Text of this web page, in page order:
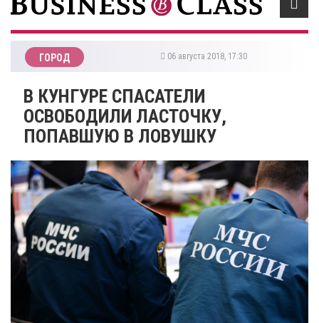
ГОРОД 06 августа 2018, 17:30
​В КУНГУРЕ СПАСАТЕЛИ
ОСВОБОДИЛИ ЛАСТОЧКУ,
ПОПАВШУЮ В ЛОВУШКУ